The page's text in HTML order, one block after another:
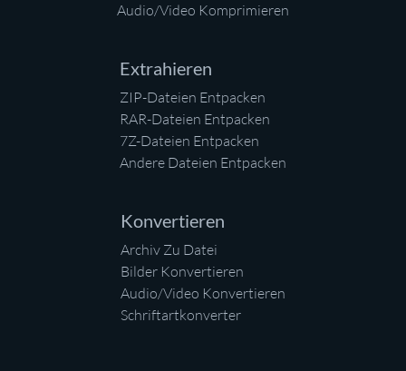
Audio/Video Komprimieren
Extrahieren
ZIP-Dateien Entpacken
RAR-Dateien Entpacken
7Z-Dateien Entpacken
Andere Dateien Entpacken
Konvertieren
Archiv Zu Datei
Bilder Konvertieren
Audio/Video Konvertieren
Schriftartkonverter